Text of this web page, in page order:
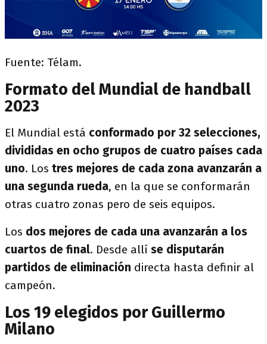
Fuente: Télam.
Formato del Mundial de handball
2023
El Mundial está conformado por 32 selecciones,
divididas en ocho grupos de cuatro países cada
uno. Los tres mejores de cada zona avanzarán a
una segunda rueda, en la que se conformarán
otras cuatro zonas pero de seis equipos.
Los dos mejores de cada una avanzarán a los
cuartos de final. Desde allí se disputarán
partidos de eliminación directa hasta definir al
campeón.
Los 19 elegidos por Guillermo
Milano